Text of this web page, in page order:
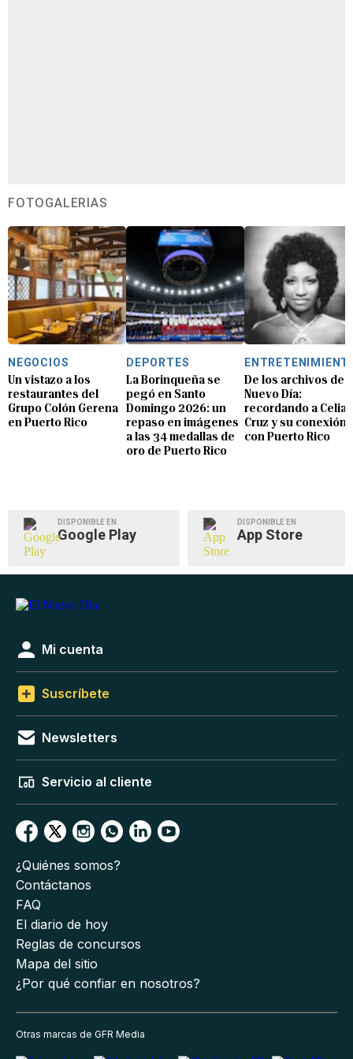
FOTOGALERÍAS
NEGOCIOS
Un vistazo a los
restaurantes del
Grupo Colón Gerena
en Puerto Rico
DEPORTES
La Borinqueña se
pegó en Santo
Domingo 2026: un
repaso en imágenes
a las 34 medallas de
oro de Puerto Rico
De los archivos de
Nuevo Día:
recordando a Celia
Cruz y su conexión
con Puerto Rico
DISPONIBLE EN
Google Play
DISPONIBLE EN
App Store
Mi cuenta
Suscríbete
Newsletters
Servicio al cliente
¿Quiénes somos?
Contáctanos
FAQ
El diario de hoy
Reglas de concursos
Mapa del sitio
¿Por qué confiar en nosotros?
Otras marcas de GFR Media